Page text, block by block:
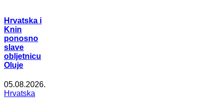
Hrvatska i
Knin
ponosno
slave
obljetnicu
Oluje
05.08.2026.
Hrvatska